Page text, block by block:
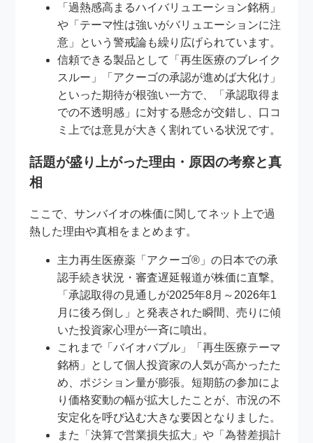
「過熱感高まるハイバリュエーション銘柄」
や「テーマ性は強いがバリュエーションに注
意」という警戒論も繰り広げられています。
信頼できる製品として「再生医療のブレイク
スルー」「アクーゴの承認が進めば大化け」
といった期待が根強い一方で、「承認取得ま
での不透明感」に対する懸念が交錯し、口コ
ミ上では意見が大きく割れている状況です。
話題が盛り上がった理由・原因の考察と真
相
ここで、サンバイオの株価に関してネット上で過
熱した理由や真相をまとめます。
主力再生医療薬「アクーゴ®」の日本での承
認手続き状況・審査遅延報道が株価に直撃。
「承認取得の見通しが2025年8月～2026年1
月に後ろ倒し」と発表された瞬間、売りに傾
いた投資家心理が一斉に噴出。
これまで「バイオバブル」「再生医療テーマ
銘柄」として個人投資家の人気が高かったた
め、ポジション量が膨張。短期筋の参加によ
り価格変動の幅が拡大したことが、市況の不
安定化を呼び込む大きな要因となりました。
また「決算で営業損失拡大」や「為替差損計